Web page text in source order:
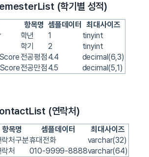
(학기별 성적)
항목명 셈플데이터
최대사이즈
학년 1
tinyint
학기 2
tinyint
전공평점 4.4
decimal(6,3)
전공만점 4.5 decimal(5,1)
(연락처)
항목명 셈플데이터
최대사이즈
락처구분휴대전화
varchar(32)
락처 010-9999-8888varchar(64)